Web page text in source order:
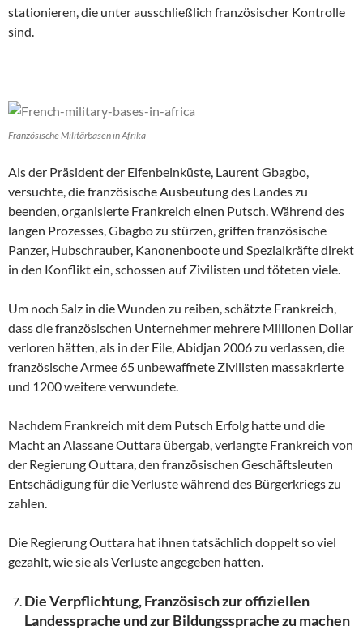
stationieren, die unter ausschließlich französischer Kontrolle
sind.
Französische Militärbasen in Afrika
Als der Präsident der Elfenbeinküste, Laurent Gbagbo,
versuchte, die französische Ausbeutung des Landes zu
beenden, organisierte Frankreich einen Putsch. Während des
langen Prozesses, Gbagbo zu stürzen, griffen französische
Panzer, Hubschrauber, Kanonenboote und Spezialkräfte direkt
in den Konflikt ein, schossen auf Zivilisten und töteten viele.
Um noch Salz in die Wunden zu reiben, schätzte Frankreich,
dass die französischen Unternehmer mehrere Millionen Dollar
verloren hätten, als in der Eile, Abidjan 2006 zu verlassen, die
französische Armee 65 unbewaffnete Zivilisten massakrierte
und 1200 weitere verwundete.
Nachdem Frankreich mit dem Putsch Erfolg hatte und die
Macht an Alassane Outtara übergab, verlangte Frankreich von
der Regierung Outtara, den französischen Geschäftsleuten
Entschädigung für die Verluste während des Bürgerkriegs zu
zahlen.
Die Regierung Outtara hat ihnen tatsächlich doppelt so viel
gezahlt, wie sie als Verluste angegeben hatten.
Die Verpflichtung, Französisch zur offiziellen
Landessprache und zur Bildungssprache zu machen